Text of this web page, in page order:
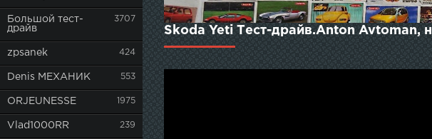
Большой тест-
драйв
3707
zpsanek 424
Denis МЕХАНИК 553
ORJEUNESSE 1975
Vlad1000RR 239
Skoda Yeti Тест-драйв.Anton Avtoman,